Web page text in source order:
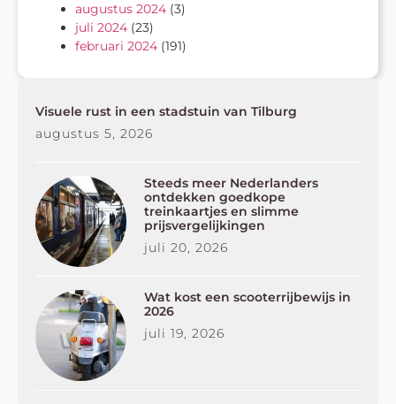
augustus 2024 (3)
juli 2024 (23)
februari 2024 (191)
Visuele rust in een stadstuin van Tilburg
augustus 5, 2026
Steeds meer Nederlanders
ontdekken goedkope
treinkaartjes en slimme
prijsvergelijkingen
juli 20, 2026
Wat kost een scooterrijbewijs in
2026
juli 19, 2026